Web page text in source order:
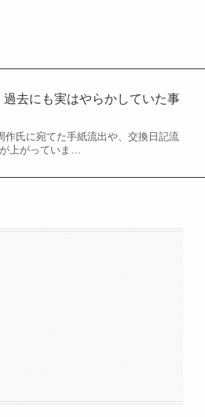
過去にも実はやらかしていた事
氏に宛てた手紙流出や、交換日記流
上がっていま…